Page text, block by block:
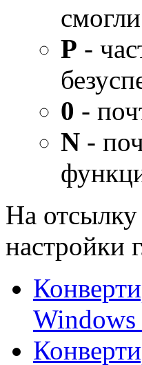
P -
0 -
N -
На
настройки
Windows